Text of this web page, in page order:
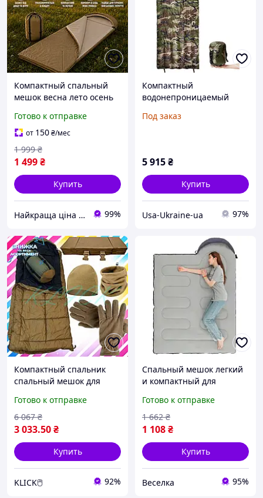
Компактный спальный
мешок весна лето осень
трансформер для
военных и туризма до
+5°C цвет койот
Готово к отправке
от 150₴/мес
1 499₴
1 999 ₴
Купить
Найкраща ціна ❤️ 99%
Компактный
водонепроницаемый
компрессионным мешком
Под заказ
5 915₴
Купить
Usa-Ukraine-ua 97%
Компактный спальник
спальный мешок для
для кемпінгу, дачі і
дороги
Готово к отправке
3 033.50₴
6 067 ₴
Купить
KLICK🖱️ 92%
Спальный мешок легкий
и компактный для
210x75 см 0.95 кг
анатомический капюшон
FLAME
Готово к отправке
1 108₴
1 662 ₴
Купить
Веселка 95%